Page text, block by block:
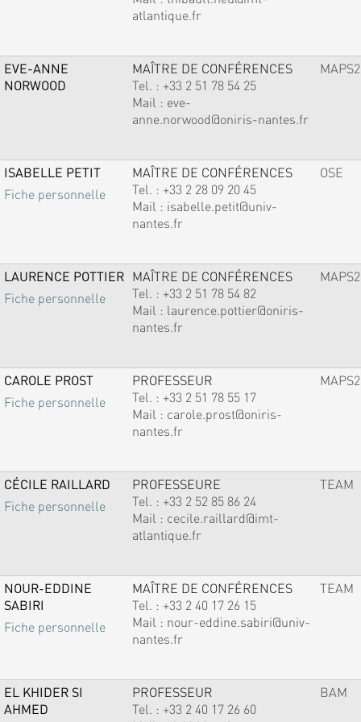
atlantique.fr
EVE-ANNE
NORWOOD
MAÎTRE DE CONFÉRENCES
Tel. : +33 2 51 78 54 25
Mail : eve-
anne.norwood@oniris-nantes.fr
MAPS2
ISABELLE PETIT
Fiche personnelle
MAÎTRE DE CONFÉRENCES
Tel. : +33 2 28 09 20 45
Mail : isabelle.petit@univ-
nantes.fr
OSE
LAURENCE POTTIER
Fiche personnelle
MAÎTRE DE CONFÉRENCES
Tel. : +33 2 51 78 54 82
Mail : laurence.pottier@oniris-
nantes.fr
MAPS2
CAROLE PROST
Fiche personnelle
PROFESSEUR
Tel. : +33 2 51 78 55 17
Mail : carole.prost@oniris-
nantes.fr
MAPS2
CÉCILE RAILLARD
Fiche personnelle
PROFESSEURE
Tel. : +33 2 52 85 86 24
Mail : cecile.raillard@imt-
atlantique.fr
TEAM
NOUR-EDDINE
SABIRI
Fiche personnelle
MAÎTRE DE CONFÉRENCES
Tel. : +33 2 40 17 26 15
Mail : nour-eddine.sabiri@univ-
nantes.fr
TEAM
EL KHIDER SI
AHMED
PROFESSEUR
Tel. : +33 2 40 17 26 60
BAM